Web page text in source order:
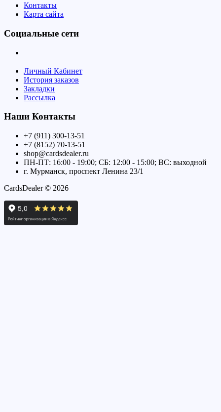
Контакты
Карта сайта
Социальные сети
Личный Кабинет
История заказов
Закладки
Рассылка
Наши Контакты
+7 (911) 300-13-51
+7 (8152) 70-13-51
shop@cardsdealer.ru
ПН-ПТ: 16:00 - 19:00; СБ: 12:00 - 15:00; ВС: выходной
г. Мурманск, проспект Ленина 23/1
CardsDealer © 2026